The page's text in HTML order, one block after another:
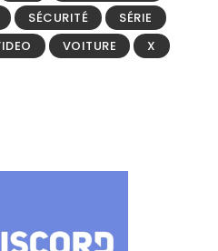
SÉCURITÉ
SÉRIE
VOITURE
X